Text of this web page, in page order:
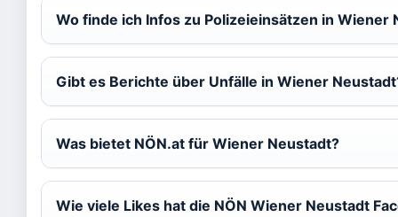
Wo finde ich Infos zu Polizeieinsätzen in Wiener
Gibt es Berichte über Unfälle in Wiener
Was bietet NÖN.at für Wiener Neustadt?
Wie viele Likes hat die NÖN Wiener Neustadt